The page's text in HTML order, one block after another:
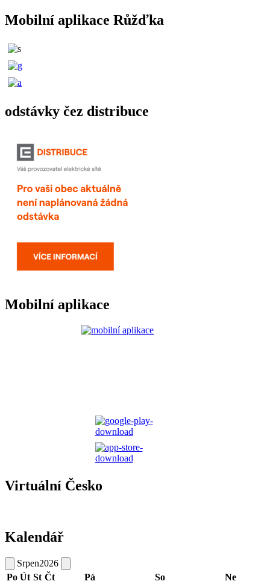
Mobilní aplikace Růžďka
odstávky čez distribuce
Mobilní aplikace
Virtuální Česko
Kalendář
Srpen2026
Po Út St Čt Pá So Ne